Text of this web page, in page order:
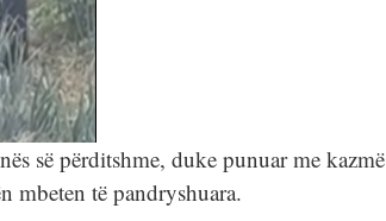
së përditshme, duke punuar me kazmë
mbeten të pandryshuara.